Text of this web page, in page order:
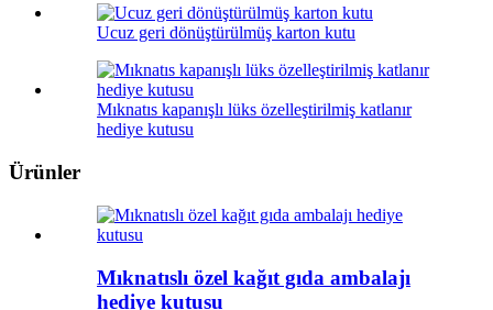
Ucuz geri dönüştürülmüş karton kutu
Mıknatıs kapanışlı lüks özelleştirilmiş katlanır
hediye kutusu
Ürünler
Mıknatıslı özel kağıt gıda ambalajı
hediye kutusu